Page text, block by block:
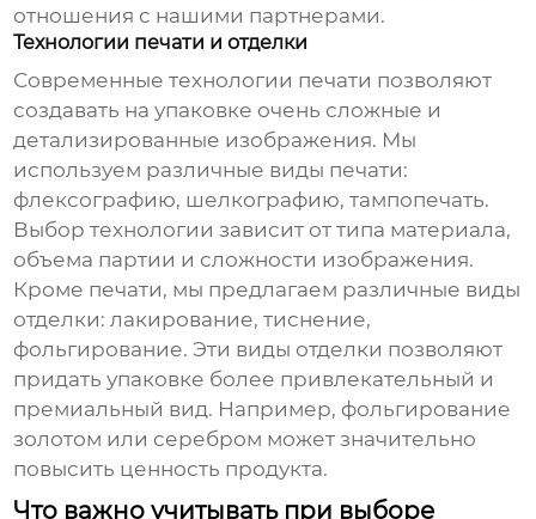
отношения с нашими партнерами.
Технологии печати и отделки
Современные технологии печати позволяют
создавать на упаковке очень сложные и
детализированные изображения. Мы
используем различные виды печати:
флексографию, шелкографию, тампопечать.
Выбор технологии зависит от типа материала,
объема партии и сложности изображения.
Кроме печати, мы предлагаем различные виды
отделки: лакирование, тиснение,
фольгирование. Эти виды отделки позволяют
придать упаковке более привлекательный и
премиальный вид. Например, фольгирование
золотом или серебром может значительно
повысить ценность продукта.
Что важно учитывать при выборе